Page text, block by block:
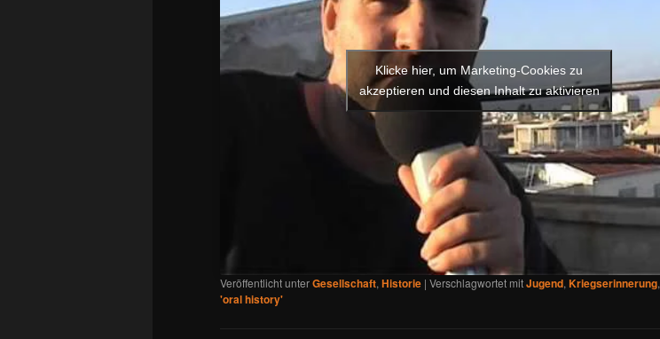
Klicke hier, um Marketing-Cookies zu
akzeptieren und diesen Inhalt zu aktivieren
Veröffentlicht unterGesellschaft, Historie | Verschlagwortet mitJugend, Kriegserinnerung,
'oral history'